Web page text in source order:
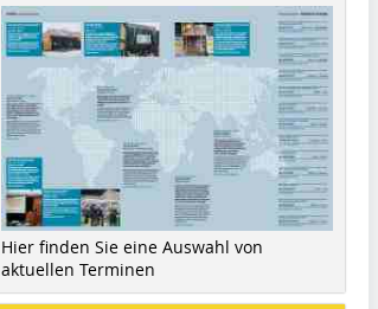
Hier finden Sie eine Auswahl von
aktuellen Terminen